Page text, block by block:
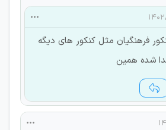
فرهنگیان مثل کنکور های دیگه
شده همین